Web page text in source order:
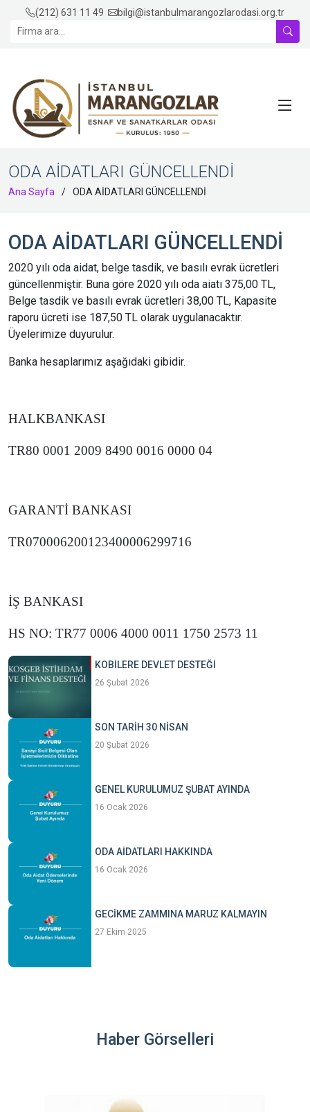
(212) 631 11 49 bilgi@istanbulmarangozlarodasi.org.tr
ODA AİDATLARI GÜNCELLENDİ
Ana Sayfa ODA AİDATLARI GÜNCELLENDİ
ODA AİDATLARI GÜNCELLENDİ
2020 yılı oda aidat, belge tasdik, ve basılı evrak ücretleri
güncellenmiştir. Buna göre 2020 yılı oda aiatı 375,00 TL,
Belge tasdik ve basılı evrak ücretleri 38,00 TL, Kapasite
raporu ücreti ise 187,50 TL olarak uygulanacaktır.
Üyelerimize duyurulur.
Banka hesaplarımız aşağıdaki gibidir.
HALKBANKASI
TR80 0001 2009 8490 0016 0000 04
GARANTİ BANKASI
TR070006200123400006299716
İŞ BANKASI
HS NO: TR77 0006 4000 0011 1750 2573 11
KOBİLERE DEVLET DESTEĞİ
26 Şubat 2026
SON TARİH 30 NİSAN
20 Şubat 2026
GENEL KURULUMUZ ŞUBAT AYINDA
16 Ocak 2026
ODA AİDATLARI HAKKINDA
16 Ocak 2026
GECİKME ZAMMINA MARUZ KALMAYIN
27 Ekim 2025
Haber Görselleri